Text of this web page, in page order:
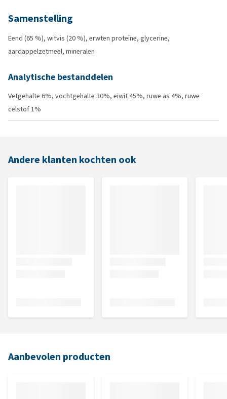
Samenstelling
Eend (65 %), witvis (20 %), erwten proteïne, glycerine,
aardappelzetmeel, mineralen
Analytische bestanddelen
Vetgehalte 6%, vochtgehalte 30%, eiwit 45%, ruwe as 4%, ruwe
celstof 1%
Andere klanten kochten ook
Aanbevolen producten